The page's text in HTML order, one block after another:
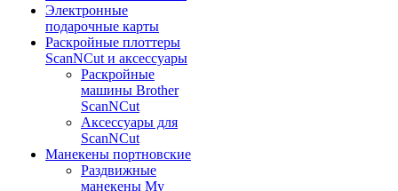
Электронные
подарочные карты
Раскройные плоттеры
ScanNCut и аксессуары
Раскройные
машины Brother
ScanNCut
Аксессуары для
ScanNCut
Манекены портновские
Раздвижные
манекены My